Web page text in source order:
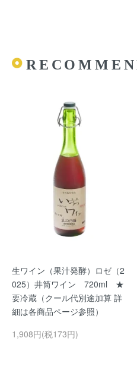
生ワイン（果汁発酵）ロゼ（2
025）井筒ワイン 720ml ★
要冷蔵（クール代別途加算 詳
細は各商品ページ参照）
1,908円(税173円)